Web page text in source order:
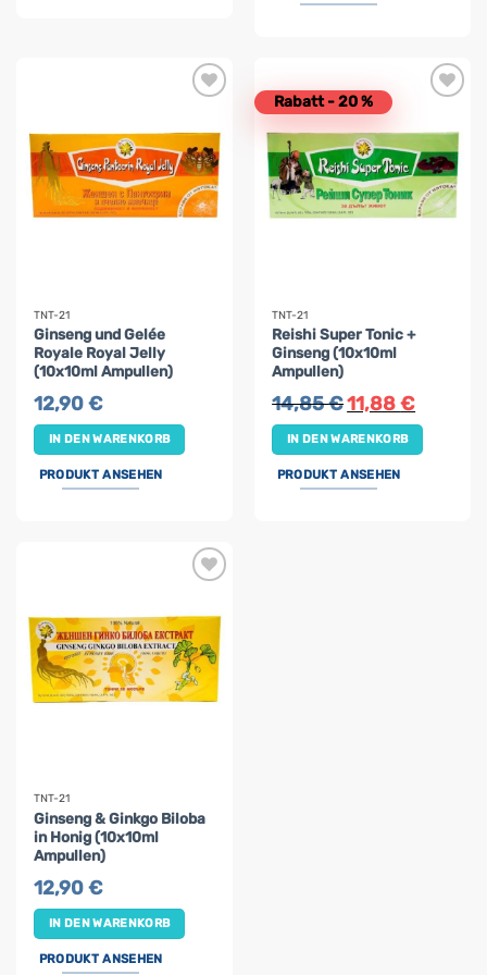
TNT-21
Ginseng und Gelée
Royale Royal Jelly
(10x10ml Ampullen)
12,90€
IN DEN WARENKORB
PRODUKT ANSEHEN
Rabatt - 20 %
TNT-21
Reishi Super Tonic +
Ginseng (10x10ml
Ampullen)
14,85€Ursprünglicher
Preis
war:
14,85 €
11,88€Aktueller
Preis
ist:
IN DEN WARENKORB
PRODUKT ANSEHEN
TNT-21
Ginseng & Ginkgo Biloba
in Honig (10x10ml
Ampullen)
12,90€
IN DEN WARENKORB
PRODUKT ANSEHEN